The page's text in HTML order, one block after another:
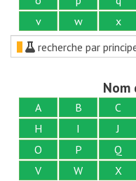
v
w x
recherche par
Nom
A B C
H
I J
O
P Q
V
W X